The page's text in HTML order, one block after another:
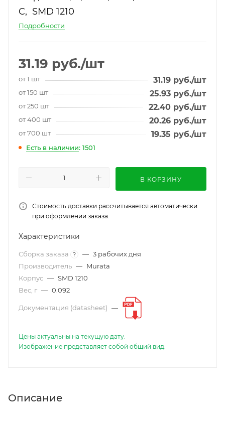
C, SMD 1210
Подробности
31.19 руб./шт
от 1 шт 31.19 руб./шт
от 150 шт 25.93 руб./шт
от 250 шт 22.40 руб./шт
от 400 шт 20.26 руб./шт
от 700 шт 19.35 руб./шт
Есть в наличии: 1501
В КОРЗИНУ
Стоимость доставки рассчитывается автоматически
при оформлении заказа.
Характеристики
Сборка заказа ? — 3 рабочих дня
Производитель — Murata
Корпус — SMD 1210
Вес, г — 0.092
Документация (datasheet) —
Цены актуальны на текущую дату.
Изображение представляет собой общий вид.
Описание